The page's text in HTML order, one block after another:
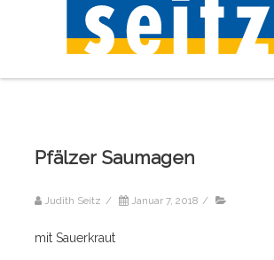
Pfälzer Saumagen
Judith Seitz / Januar 7, 2018 /
mit Sauerkraut